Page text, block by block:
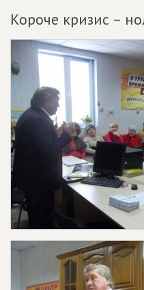
Короче кризис –